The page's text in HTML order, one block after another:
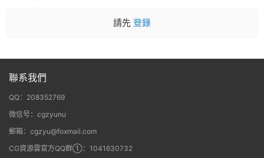
請先 登錄
聯系我們
QQ：208352769
微信号：cgzyunu
郵箱：cgzyu@foxmail.com
CG資源雲官方QQ群①：1041630732